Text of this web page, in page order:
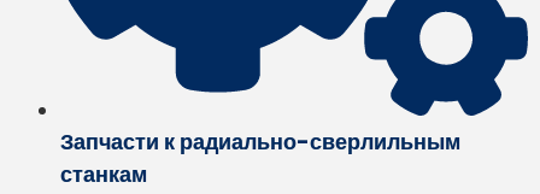
Запчасти к радиально-сверлильным
станкам